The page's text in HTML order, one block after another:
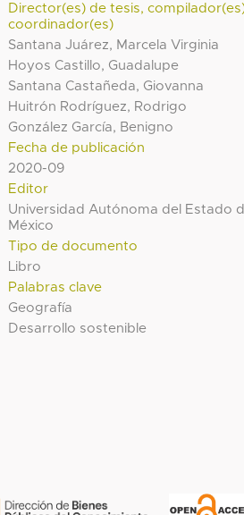
Director(es) de tesis,
coordinador(es)
Santana Juárez, Marcela Virginia
Hoyos Castillo, Guadalupe
Santana Castañeda, Giovanna
Huitrón Rodríguez, Rodrigo
González García, Benigno
Fecha de publicación
2020-09
Editor
Universidad Autónoma del Estado
México
Tipo de documento
Libro
Palabras clave
Geografía
Desarrollo sostenible